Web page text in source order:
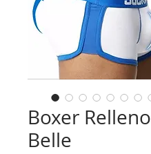
Boxer Relleno
Belle